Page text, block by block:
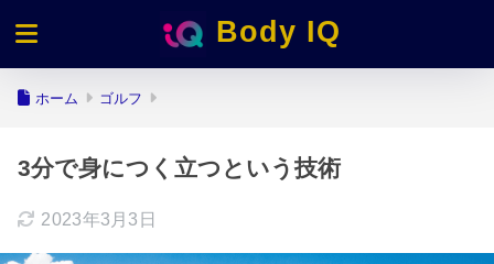
Body IQ
ホーム ゴルフ
3分で身につく立つという技術
2023年3月3日